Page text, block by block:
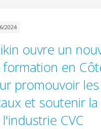
2024
ouvre un
en
promouvoir
et soutenir
CVC